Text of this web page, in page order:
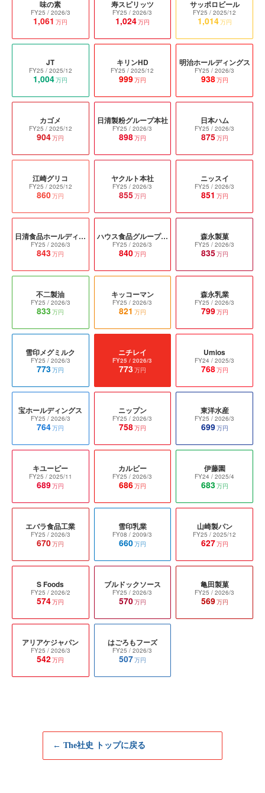
味の素
FY25 / 2026/3
1,061 万円
寿スピリッツ
FY25 / 2026/3
1,024万円
サッポロビール
FY25 / 2025/12
1,014万円
JT
FY25 / 2025/12
1,004万円
キリンHD
FY25 / 2025/12
999万円
明治ホールディングス
FY25 / 2026/3
938万円
カゴメ
FY25 / 2025/12
904万円
日清製粉グループ本社
FY25 / 2026/3
898万円
日本ハム
FY25 / 2026/3
875万円
江崎グリコ
FY25 / 2025/12
860万円
ヤクルト本社
FY25 / 2026/3
855万円
ニッスイ
FY25 / 2026/3
851 万円
日清食品ホールディングス
FY25 / 2026/3
843万円
ハウス食品グループ本社
FY25 / 2026/3
840万円
森永製菓
FY25 / 2026/3
835万円
不二製油
FY25 / 2026/3
833万円
キッコーマン
FY25 / 2026/3
821 万円
森永乳業
FY25 / 2026/3
799万円
雪印メグミルク
FY25 / 2026/3
773万円
ニチレイ
FY25 / 2026/3
773万円
Umios
FY24 / 2025/3
768万円
宝ホールディングス
FY25 / 2026/3
764万円
ニップン
FY25 / 2026/3
758万円
東洋水産
FY25 / 2026/3
699万円
キユーピー
FY25 / 2025/11
689万円
カルビー
FY25 / 2026/3
686万円
伊藤園
FY24 / 2025/4
683万円
エバラ食品工業
FY25 / 2026/3
670万円
雪印乳業
FY08 / 2009/3
660万円
山崎製パン
FY25 / 2025/12
627万円
S Foods
FY25 / 2026/2
574万円
ブルドックソース
FY25 / 2026/3
570万円
亀田製菓
FY25 / 2026/3
569万円
アリアケジャパン
FY25 / 2026/3
542万円
はごろもフーズ
FY25 / 2026/3
507万円
← The社史 トップに戻る